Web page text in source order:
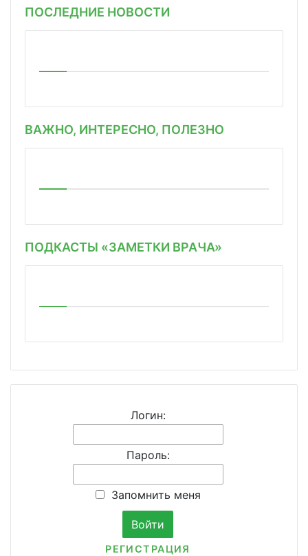
ПОСЛЕДНИЕ НОВОСТИ
ВАЖНО, ИНТЕРЕСНО, ПОЛЕЗНО
ПОДКАСТЫ «ЗАМЕТКИ ВРАЧА»
Логин:
Пароль:
Запомнить меня
РЕГИСТРАЦИЯ